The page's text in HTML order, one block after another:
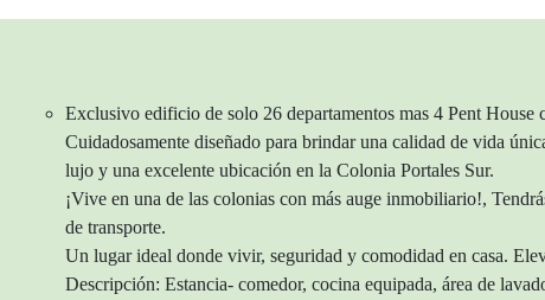
Exclusivo edificio de solo 26 departamentos mas 4 Pent House
Cuidadosamente diseñado para brindar una calidad de vida
lujo y una excelente ubicación en la Colonia Portales Sur.
¡Vive en una de las colonias con más auge inmobiliario!,
de transporte.
Un lugar ideal donde vivir, seguridad y comodidad en casa.
Descripción: Estancia- comedor, cocina equipada, área de